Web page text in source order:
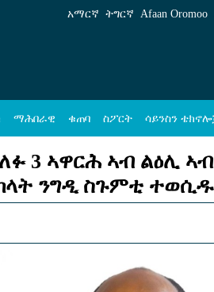
ኣብ ዘይሕጋዊ ንግዲ
አማርኛ ትግርኛ Afaan Oromoo
ማሕበራዊ ቁጠባ ስፖርት ሳይንስን
3 ኣዋርሕ ኣብ ልዕሊ
ንግዲ ስጉምቲ